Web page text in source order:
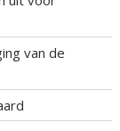
van de